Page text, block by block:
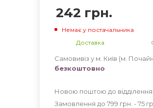
242 грн.
Немає у постачальника
Доставка
Самовивіз у м. Київ (м.
безкоштовно
Новою поштою до
Замовлення до 799 грн. - 75